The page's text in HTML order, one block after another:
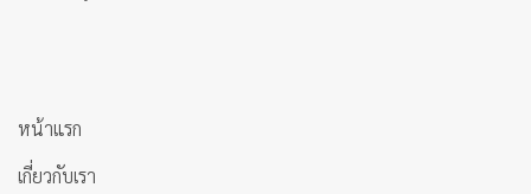
หน้าแรก
เกี่ยวกับเรา